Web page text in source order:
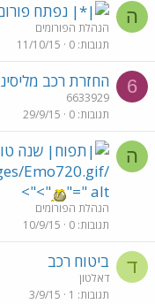
ה נפתח
הנהלת הפורומים
תגובות 0
11/10/15
6 החזרת רכב
6633929
תגובות 0
29/9/15
ה
שנה
Emo720.gif
" alt="
">">
הנהלת הפורומים
תגובות 0
10/9/15
ד ביטוח רכב
דאלטון
תגובות 1
3/9/15